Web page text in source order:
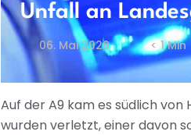
Unfall an
06. Mai 2026 < 1 Min
Auf der A9 kam es südlich
wurden verletzt, einer davon